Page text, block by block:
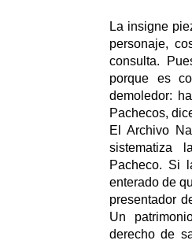
La insigne
personaje,
consulta.
porque es
demoledor:
Pachecos,
El Archivo
sistematiza
Pacheco. Si
enterado de
presentador
Un
derecho de